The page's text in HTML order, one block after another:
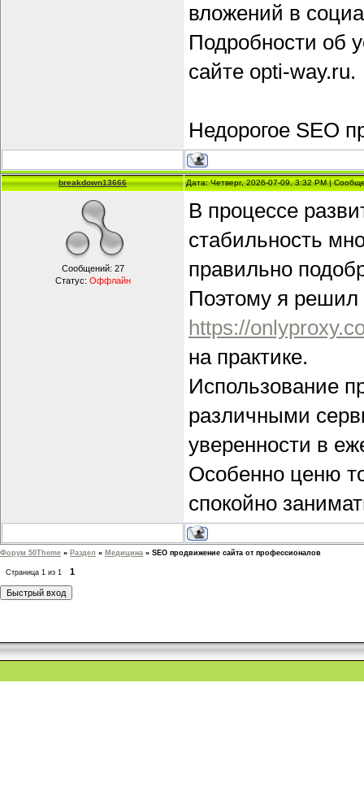
вложений в
Подробности об
сайте opti-way.ru.
Недорогое SEO
breakdown13666 Дата: Четверг, 2026-07-09, 3:32 PM |
Сообщений: 27
Статус: Оффлайн
В процессе
стабильность
правильно
Поэтому я решил
https://
на практике.
Использование
различными
уверенности в
Особенно ценю
спокойно
Форум 50Theme » Раздел » Медицина » SEO продвижение сайта от профессионалов
Страница 1 из 1 1